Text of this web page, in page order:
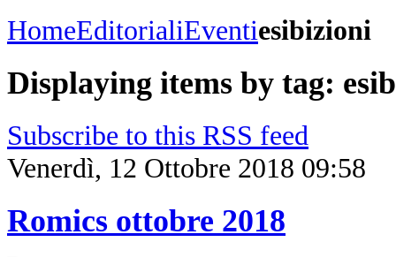
HomeEditorialiEventiesibizioni
Displaying items by tag:
Subscribe to this RSS feed
Venerdì, 12 Ottobre 2018 09:58
Romics ottobre 2018